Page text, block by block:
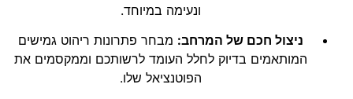
ונעימה במיוחד.
ניצול חכם של המרחב: מבחר פתרונות ריהוט גמישים
המותאמים בדיוק לחלל העומד לרשותכם וממקסמים את
הפוטנציאל שלו.